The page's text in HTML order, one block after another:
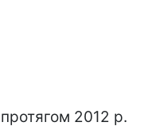
2012 р.